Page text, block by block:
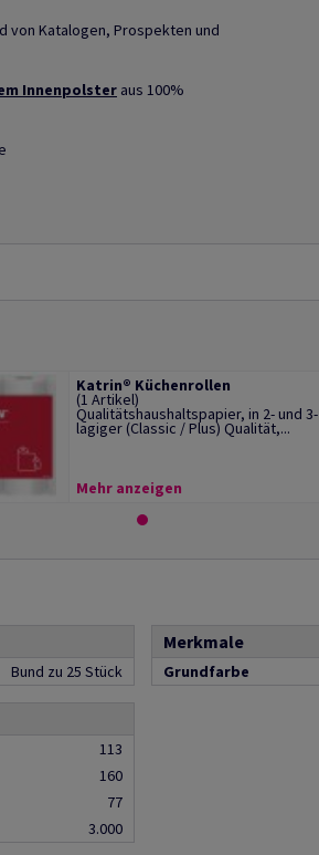
von Katalogen, Prospekten und
Innenpolster aus 100%
Katrin® Küchenrollen
(1 Artikel)
Qualitätshaushaltspapier, in 2- und 3-
lagiger (Classic / Plus) Qualität,...
Mehr anzeigen
Bund zu 25 Stück
113
160
77
3.000
Merkmale
Grundfarbe